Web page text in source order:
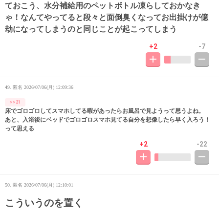
ておこう、水分補給用のペットボトル凍らしておかなき
ゃ！なんてやってると段々と面倒臭くなってお出掛けが億
劫になってしまうのと同じことが起こってしまう
+2 -7
49. 匿名 2026/07/06(月) 12:09:36
>>21
床でゴロゴロしてスマホしてる暇があったらお風呂で見ようって思うよね。
あと、入浴後にベッドでゴロゴロスマホ見てる自分を想像したら早く入ろう！
って思える
+2 -22
50. 匿名 2026/07/06(月) 12:10:01
こういうのを置く